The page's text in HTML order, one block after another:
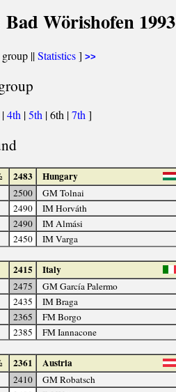
Wörishofen 1993
||Statistics] >>
|4th |5th | 6th |7th]
2483 Hungary
2500
GM Tolnai
2490
IM Horváth
2490
IM Almási
2450 IM Varga
2415 Italy
2475
GM García Palermo
2435
IM Braga
2365
FM Borgo
2385 FM Iannacone
2361 Austria
2410
GM Robatsch